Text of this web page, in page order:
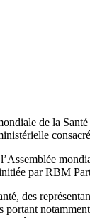
de la
par RBM
des
portant